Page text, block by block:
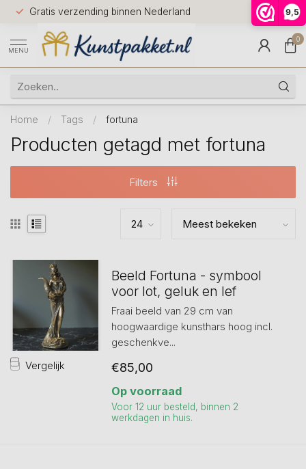
9,5
Gratis verzending binnen Nederland
Voor
huis
9.5
MENU
0
Home / Tags / fortuna
Producten getagd met fortuna
Filters
Vergelijk
Beeld Fortuna - symbool
voor lot, geluk en lef
Fraai beeld van 29 cm van
hoogwaardige kunsthars hoog incl.
geschenkve...
€85,00
Op voorraad
Voor 12 uur besteld, binnen 2
werkdagen in huis.